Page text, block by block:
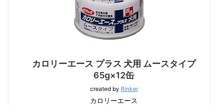
カロリーエース プラス 犬用 ムースタイプ
65g×12缶
created by Rinker
カロリーエース